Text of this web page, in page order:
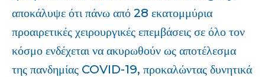
αποκάλυψε ότι πάνω από 28 εκατομμύρια
προαιρετικές χειρουργικές επεμβάσεις σε όλο τον
κόσμο ενδέχεται να ακυρωθούν ως αποτέλεσμα
της πανδημίας COVID-19, προκαλώντας δυνητικά